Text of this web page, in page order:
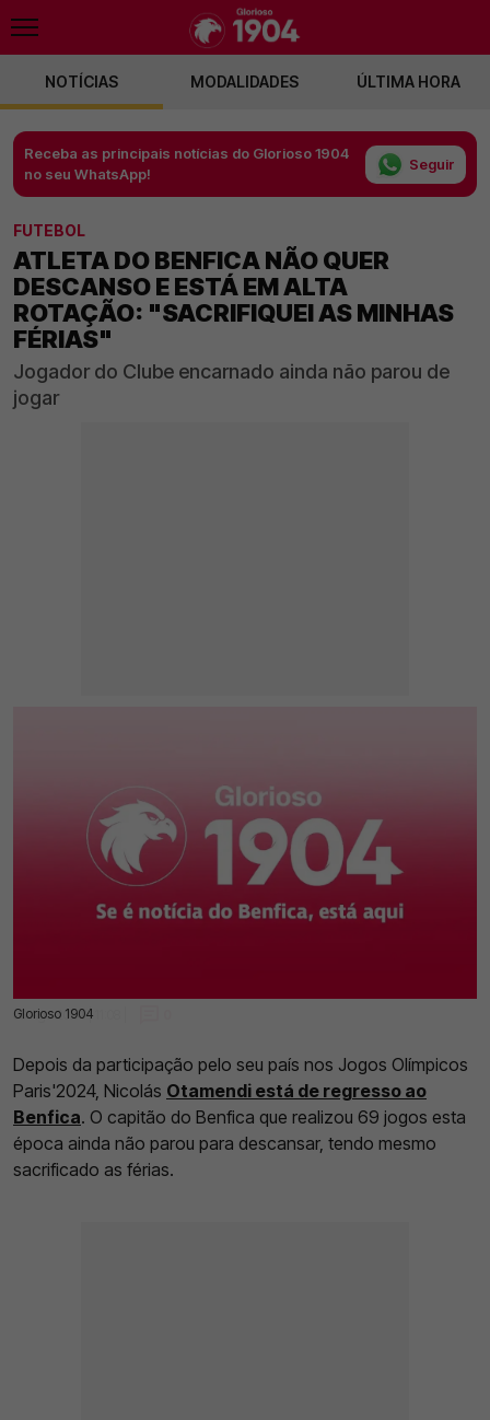
NOTÍCIAS MODALIDADES ÚLTIMA HORA
Receba as principais notícias do Glorioso 1904
no seu WhatsApp!
Seguir
FUTEBOL
ATLETA DO BENFICA NÃO QUER
DESCANSO E ESTÁ EM ALTA
ROTAÇÃO: "SACRIFIQUEI AS MINHAS
FÉRIAS"
Jogador do Clube encarnado ainda não parou de
jogar
Glorioso 1904
06 Ago 2024 | 11:08 |
Depois da participação pelo seu país nos Jogos Olímpicos
Paris'2024, Nicolás Otamendi está de regresso ao
Benfica. O capitão do Benfica que realizou 69 jogos esta
época ainda não parou para descansar, tendo mesmo
sacrificado as férias.